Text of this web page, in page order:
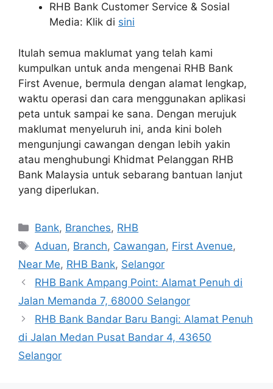
RHB Bank Customer Service & Sosial
Media: Klik di sini
Itulah semua maklumat yang telah kami
kumpulkan untuk anda mengenai RHB Bank
First Avenue, bermula dengan alamat lengkap,
waktu operasi dan cara menggunakan aplikasi
peta untuk sampai ke sana. Dengan merujuk
maklumat menyeluruh ini, anda kini boleh
mengunjungi cawangan dengan lebih yakin
atau menghubungi Khidmat Pelanggan RHB
Bank Malaysia untuk sebarang bantuan lanjut
yang diperlukan.
Categories
Bank, Branches, RHB
Tags
Aduan, Branch, Cawangan, First Avenue,
Near Me, RHB Bank, Selangor
RHB Bank Ampang Point: Alamat Penuh di
Jalan Memanda 7, 68000 Selangor
RHB Bank Bandar Baru Bangi: Alamat Penuh
di Jalan Medan Pusat Bandar 4, 43650
Selangor